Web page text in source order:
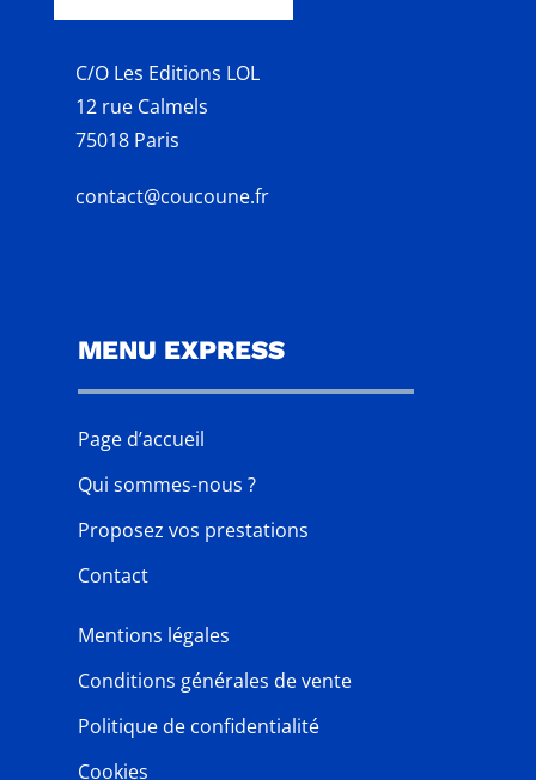
C/O Les Editions LOL
12 rue Calmels
75018 Paris
contact@coucoune.fr
MENU EXPRESS
Page d’accueil
Qui sommes-nous ?
Proposez vos prestations
Contact
Mentions légales
Conditions générales de vente
Politique de confidentialité
Cookies